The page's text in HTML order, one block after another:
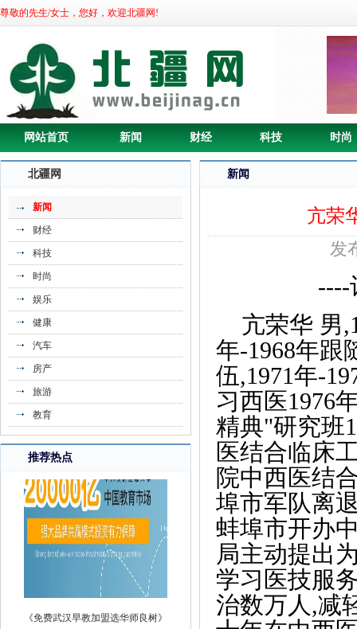
尊敬的先生/女士，您好，欢迎北疆网!
网站首页 新闻 财经 科技 时尚
北疆网
新闻
财经
科技
时尚
娱乐
健康
汽车
房产
旅游
教育
推荐热点
《卓训教育携手优比客董事长付怀娟开启
《“70正当潮”，热烈庆祝四维卫浴重庆
《免费武汉早教加盟选华师良树》
新闻
亢荣
发
----
亢荣华 男
年-1968年跟
伍,1971年-
习西医1976
精典"研究班
医结合临床
院中西医结
埠市军队离
蚌埠市开办
局主动提出
学习医技服
治数万人,减